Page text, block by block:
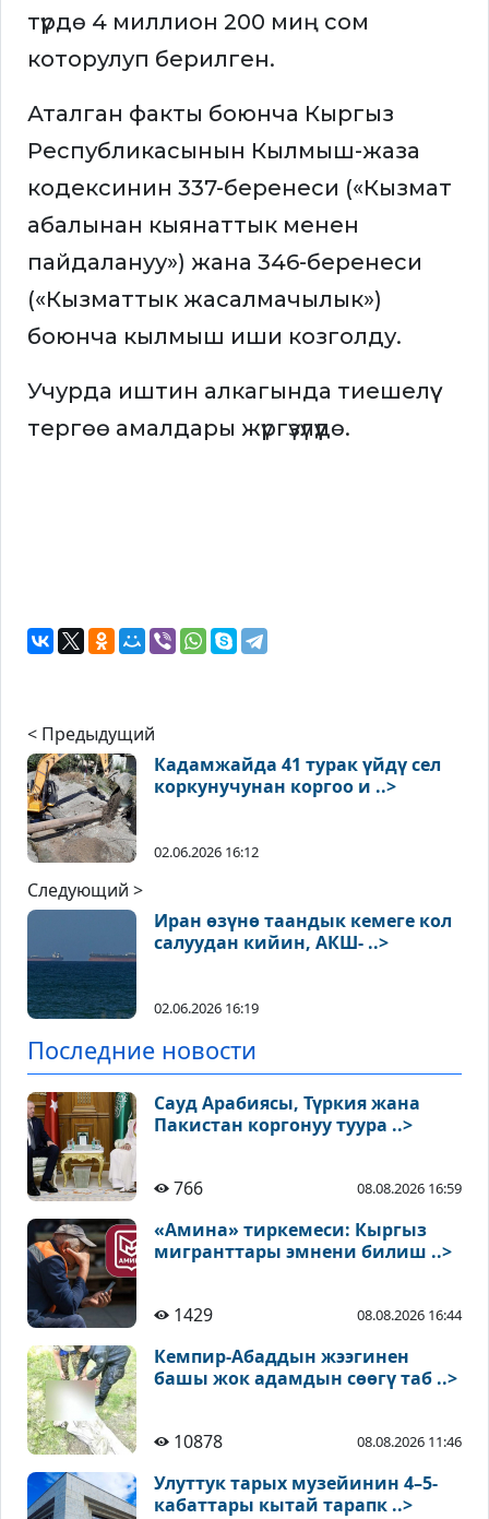
түрдө 4 миллион 200 миң сом
которулуп берилген.
Аталган факты боюнча Кыргыз
Республикасынын Кылмыш-жаза
кодексинин 337-беренеси («Кызмат
абалынан кыянаттык менен
пайдалануу») жана 346-беренеси
(«Кызматтык жасалмачылык»)
боюнча кылмыш иши козголду.
Учурда иштин алкагында тиешелүү
тергөө амалдары жүргүзүлүүдө.
< Предыдущий
Кадамжайда 41 турак үйдү сел
коркунучунан коргоо и ..>
02.06.2026 16:12
Следующий >
Иран өзүнө таандык кемеге кол
салуудан кийин, АКШ- ..>
02.06.2026 16:19
Последние новости
Сауд Арабиясы, Түркия жана
Пакистан коргонуу туура ..>
766 08.08.2026 16:59
«Амина» тиркемеси: Кыргыз
мигранттары эмнени билиш ..>
1429 08.08.2026 16:44
Кемпир-Абаддын жээгинен
башы жок адамдын сөөгү таб ..>
10878 08.08.2026 11:46
Улуттук тарых музейинин 4–5-
кабаттары кытай тарапк ..>